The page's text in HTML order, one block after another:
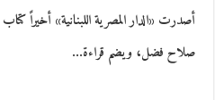
أصدرت «الدار المصرية اللبنانية» أخيراً
صلاح فضل، ويضم قراءة…